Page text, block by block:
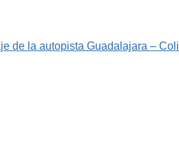
de la autopista Guadalajara –